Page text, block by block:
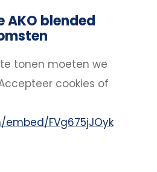
AKO blended
tonen moeten we
cookies of
FVg675jJOyk